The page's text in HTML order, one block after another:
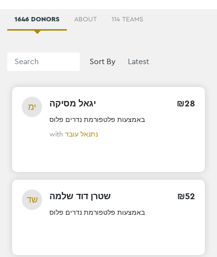
1646 DONORS ABOUT 114 TEAMS
Sort By
ימ יגאל מסיקה ₪28
באמצעות פלטפורמת נדרים פלוס
with נתנאל עובד
שד שטרן דוד שלמה ₪52
באמצעות פלטפורמת נדרים פלוס